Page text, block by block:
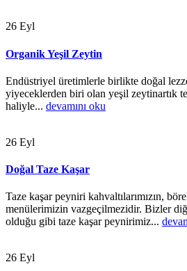
26 Eyl
Organik Yeşil Zeytin
Endüstriyel üretimlerle birlikte doğal
yiyeceklerden biri olan yeşil zeytinartık
haliyle... devamını oku
26 Eyl
Doğal Taze Kaşar
Taze kaşar peyniri kahvaltılarımızın,
menülerimizin vazgeçilmezidir. Bizler
olduğu gibi taze kaşar peynirimiz...
26 Eyl